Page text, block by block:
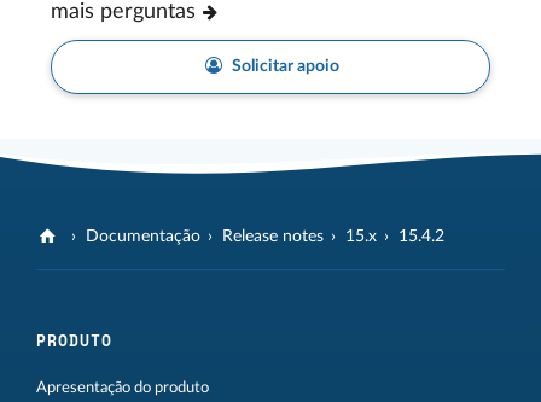
mais perguntas
Solicitar apoio
Documentação Release notes 15.x 15.4.2
PRODUTO
Apresentação do produto